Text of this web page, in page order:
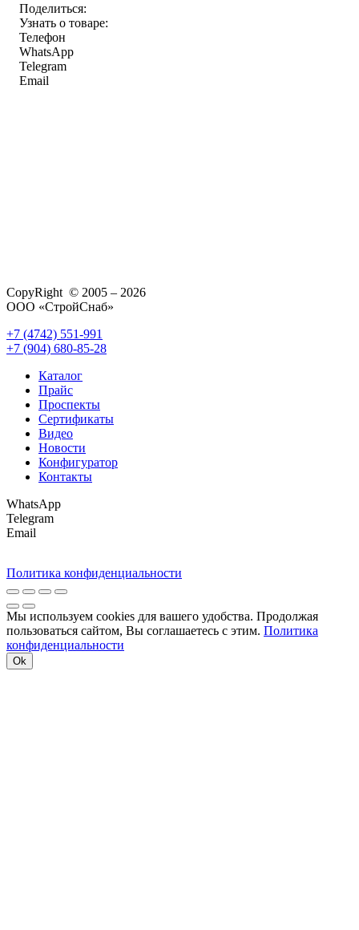
Поделиться:
Узнать о товаре:
Телефон
WhatsApp
Telegram
Email
CopyRight © 2005 – 2026
ООО «СтройСнаб»
+7 (4742) 551-991
+7 (904) 680-85-28
Каталог
Прайс
Проспекты
Сертификаты
Видео
Новости
Конфигуратор
Контакты
WhatsApp
Telegram
Email
Политика конфиденциальности
Мы используем cookies для вашего удобства. Продолжая
пользоваться сайтом, Вы соглашаетесь с этим. Политика
конфиденциальности
Ok